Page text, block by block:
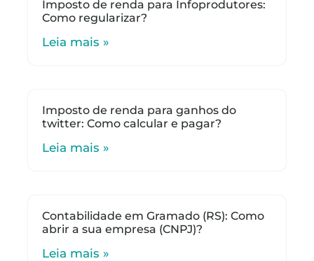
Imposto de renda para Infoprodutores:
Como regularizar?
Leia mais »
Imposto de renda para ganhos do
twitter: Como calcular e pagar?
Leia mais »
Contabilidade em Gramado (RS): Como
abrir a sua empresa (CNPJ)?
Leia mais »